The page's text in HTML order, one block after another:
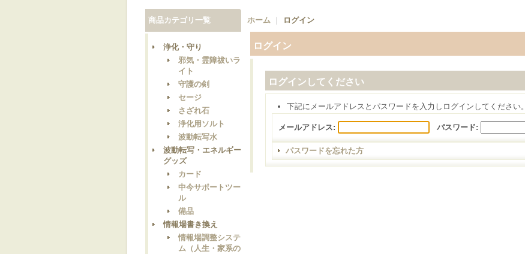
商品カテゴリ一覧
浄化・守り
邪気・霊障祓いラ
イト
守護の剣
セージ
さざれ石
浄化用ソルト
波動転写水
波動転写・エネルギー
グッズ
カード
中今サポートツー
ル
備品
情報場書き換え
情報場調整システ
ム（人生・家系の
ホーム ログイン
ログイン
ログインしてください
下記にメールアドレスとパスワードを入力しログインしてください。
メールアドレス: パスワード:
パスワードを忘れた方